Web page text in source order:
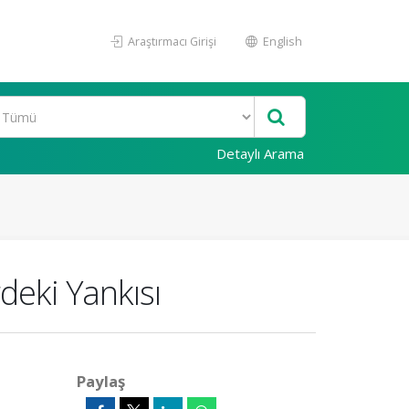
Araştırmacı Girişi English
Detaylı Arama
Yankısı
Paylaş